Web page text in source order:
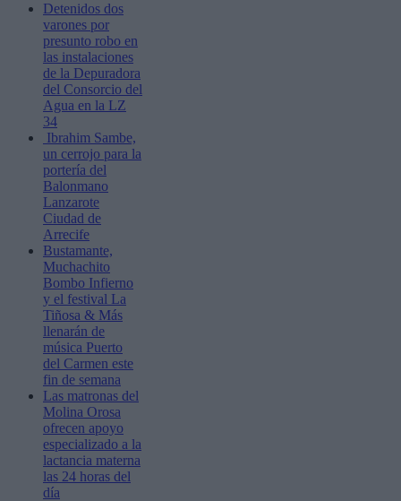
Detenidos dos
varones por
presunto robo en
las instalaciones
de la Depuradora
del Consorcio del
Agua en la LZ
34
Ibrahim Sambe,
un cerrojo para la
portería del
Balonmano
Lanzarote
Ciudad de
Arrecife
Bustamante,
Muchachito
Bombo Infierno
y el festival La
Tiñosa & Más
llenarán de
música Puerto
del Carmen este
fin de semana
Las matronas del
Molina Orosa
ofrecen apoyo
especializado a la
lactancia materna
las 24 horas del
día